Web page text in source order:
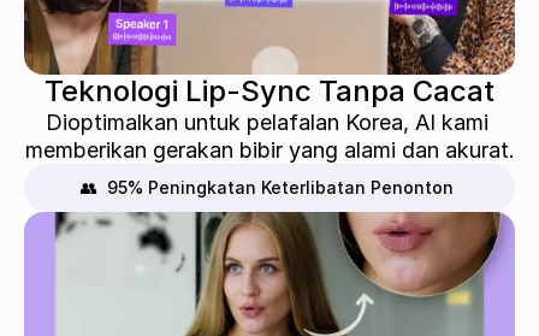
Teknologi Lip-Sync Tanpa Cacat
Dioptimalkan untuk pelafalan Korea, AI kami
memberikan gerakan bibir yang alami dan akurat.
👥  95% Peningkatan Keterlibatan Penonton